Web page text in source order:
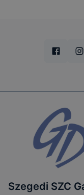
Szegedi SZC